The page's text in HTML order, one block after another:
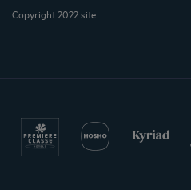
Copyright 2022 site